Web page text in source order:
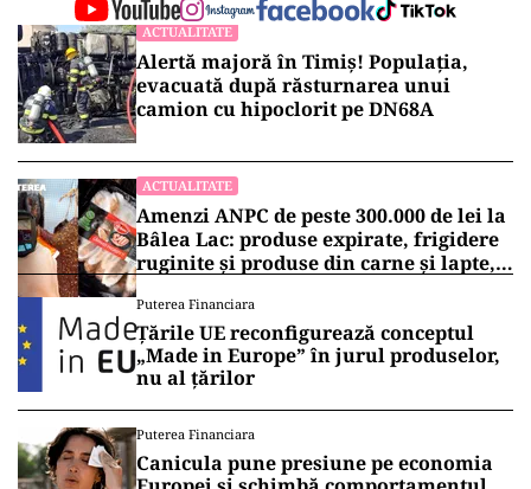
ACTUALITATE
Alertă majoră în Timiș! Populația,
evacuată după răsturnarea unui
camion cu hipoclorit pe DN68A
ACTUALITATE
Amenzi ANPC de peste 300.000 de lei la
Bâlea Lac: produse expirate, frigidere
ruginite și produse din carne și lapte,
Puterea Financiara
Țările UE reconfigurează conceptul
„Made in Europe” în jurul produselor,
nu al țărilor
Puterea Financiara
Canicula pune presiune pe economia